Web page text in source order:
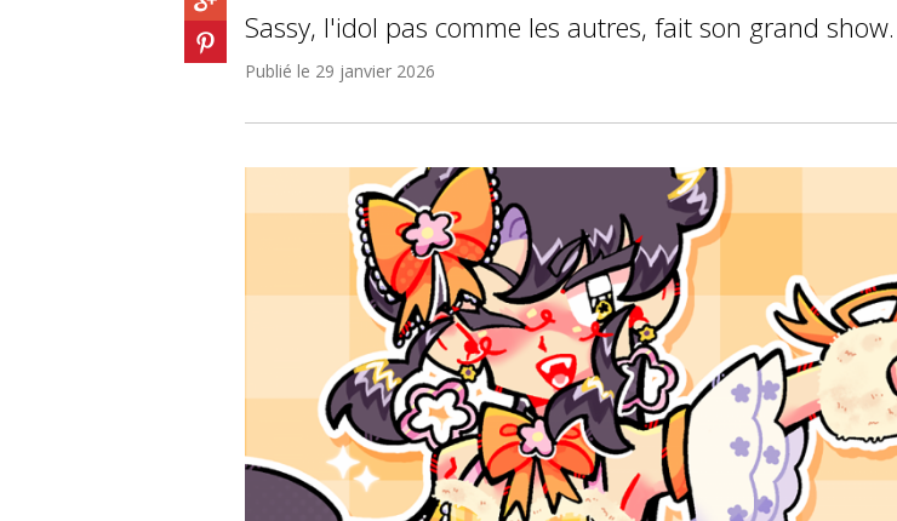
Sassy, l'idol pas comme les autres, fait son grand show.
Publié le 29 janvier 2026